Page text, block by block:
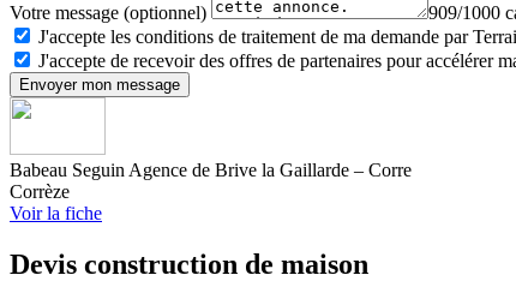
Votre message (optionnel)
909/1000
J'accepte les conditions de traitement de ma demande par
J'accepte de recevoir des offres de partenaires pour accélérer
Envoyer mon message
Babeau Seguin Agence de Brive la Gaillarde – Corre
Corrèze
Voir la fiche
Devis construction de maison